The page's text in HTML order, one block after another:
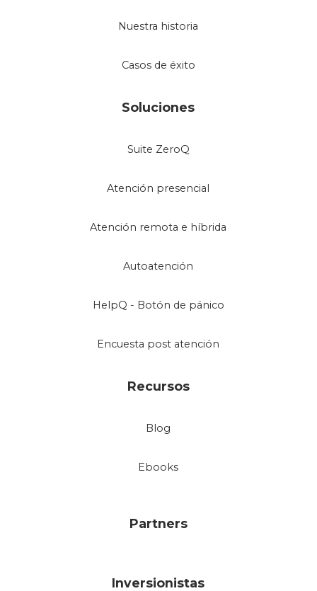
Nuestra historia
Casos de éxito
Soluciones
Suite ZeroQ
Atención presencial
Atención remota e híbrida
Autoatención
HelpQ - Botón de pánico
Encuesta post atención
Recursos
Blog
Ebooks
Partners
Inversionistas